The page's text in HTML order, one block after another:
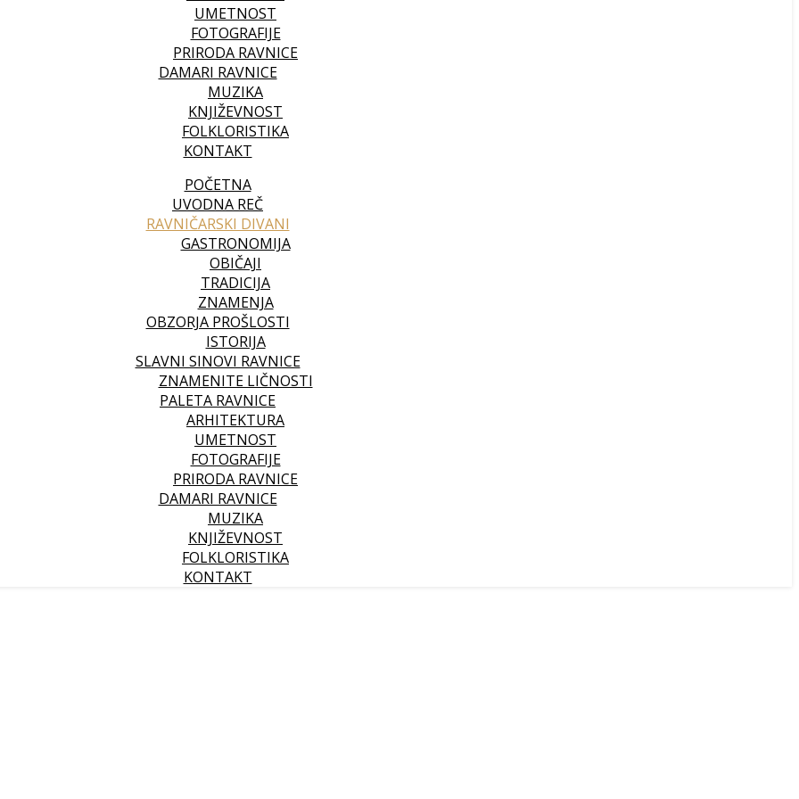
UMETNOST
FOTOGRAFIJE
PRIRODA RAVNICE
DAMARI RAVNICE
MUZIKA
KNJIŽEVNOST
FOLKLORISTIKA
KONTAKT
POČETNA
UVODNA REČ
RAVNIČARSKI DIVANI
GASTRONOMIJA
OBIČAJI
TRADICIJA
ZNAMENJA
OBZORJA PROŠLOSTI
ISTORIJA
SLAVNI SINOVI RAVNICE
ZNAMENITE LIČNOSTI
PALETA RAVNICE
ARHITEKTURA
UMETNOST
FOTOGRAFIJE
PRIRODA RAVNICE
DAMARI RAVNICE
MUZIKA
KNJIŽEVNOST
FOLKLORISTIKA
KONTAKT